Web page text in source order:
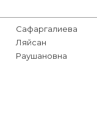
Сафаргалиева
Ляйсан
Раушановна